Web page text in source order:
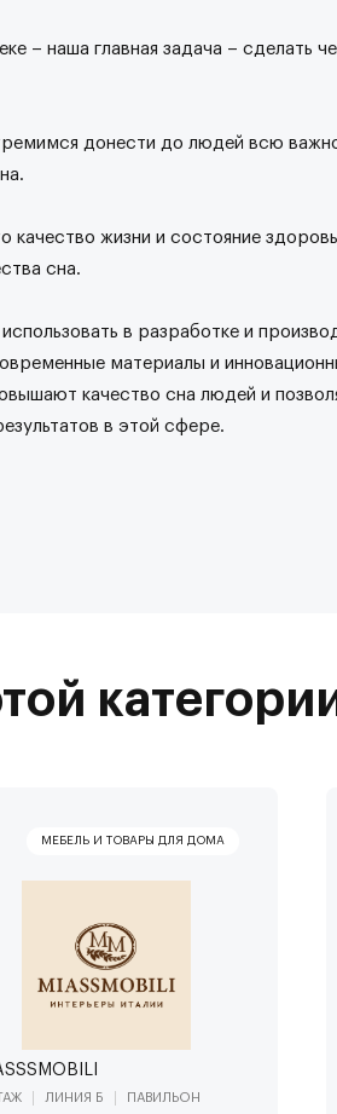
– наша главная задача – сделать
донести до людей всю
качество жизни и состояние
сна.
в разработке и
материалы и
качество сна людей и
в этой сфере.
ЛИНИЯ Б ПАВИЛЬОН